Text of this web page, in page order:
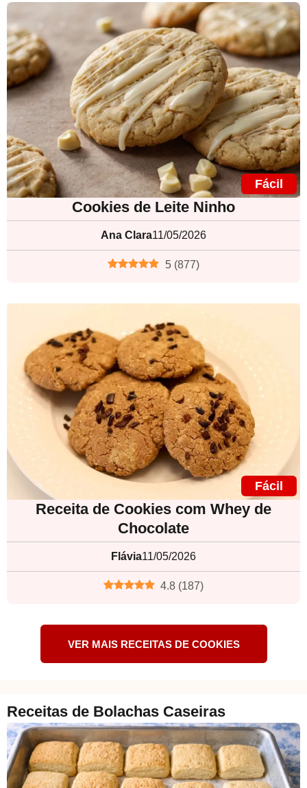
Fácil
Cookies de Leite Ninho
Ana Clara11/05/2026
5 (877)
Fácil
Receita de Cookies com Whey de
Chocolate
Flávia11/05/2026
4.8 (187)
VER MAIS RECEITAS DE COOKIES
Receitas de Bolachas Caseiras